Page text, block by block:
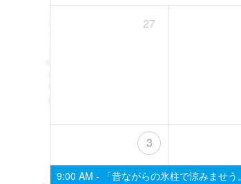
27
3
9:00 AM -
「昔ながらの氷柱で涼みませ